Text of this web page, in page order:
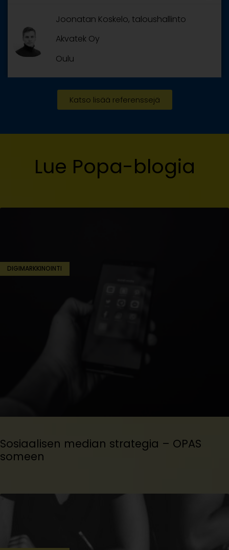
Joonatan Koskelo, taloushallinto
Akvatek Oy
Oulu
Katso lisää referenssejä
Lue Popa-blogia
DIGIMARKKINOINTI
Sosiaalisen median strategia – OPAS
someen